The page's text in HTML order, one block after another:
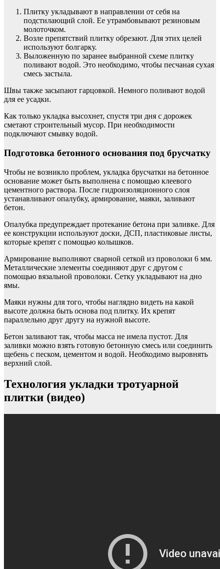
Плитку укладывают в направлении от себя на
подстилающий слой. Ее утрамбовывают резиновым
молоточком.
Возле препятствий плитку обрезают. Для этих целей
используют болгарку.
Выложенную по заранее выбранной схеме плитку
поливают водой. Это необходимо, чтобы песчаная сухая
смесь застыла.
Швы также засыпают гарцовкой. Немного поливают водой
для ее усадки.
Как только укладка высохнет, спустя три дня с дорожек
сметают строительный мусор. При необходимости
подключают смывку водой.
Подготовка бетонного основания под брусчатку
Чтобы не возникло проблем, укладка брусчатки на бетонное
основание может быть выполнена с помощью клеевого
цементного раствора. После гидроизоляционного слоя
устанавливают опалубку, армирование, маяки, заливают
бетон.
Опалубка предупреждает протекание бетона при заливке. Для
ее конструкции используют доски, ДСП, пластиковые листы,
которые крепят с помощью колышков.
Армирование выполняют сварной сеткой из проволоки 6 мм.
Металлические элементы соединяют друг с другом с
помощью вязальной проволоки. Сетку укладывают на дно
ямы.
Маяки нужны для того, чтобы наглядно видеть на какой
высоте должна быть основа под плитку. Их крепят
параллельно друг другу на нужной высоте.
Бетон заливают так, чтобы масса не имела пустот. Для
заливки можно взять готовую бетонную смесь или соединить
щебень с песком, цементом и водой. Необходимо выровнять
верхний слой.
Технология укладки тротуарной
плитки (видео)